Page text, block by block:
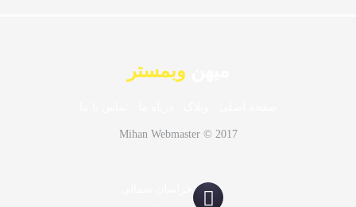
وبمستر
Mihan Webmaster © 2017